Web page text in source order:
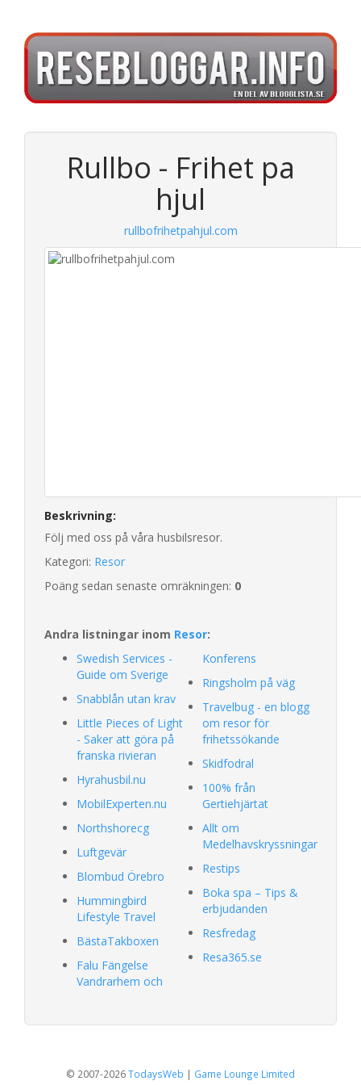
Rullbo - Frihet pa
hjul
rullbofrihetpahjul.com
Beskrivning:
Följ med oss på våra husbilsresor.
Kategori: Resor
Poäng sedan senaste omräkningen: 0
Andra listningar inom Resor:
Swedish Services -
Guide om Sverige
Snabblån utan krav
Little Pieces of Light
- Saker att göra på
franska rivieran
Hyrahusbil.nu
MobilExperten.nu
Northshorecg
Luftgevär
Blombud Örebro
Hummingbird
Lifestyle Travel
BästaTakboxen
Falu Fängelse
Vandrarhem och
Konferens
Ringsholm på väg
Travelbug - en blogg
om resor för
frihetssökande
Skidfodral
100% från
Gertiehjärtat
Allt om
Medelhavskryssningar
Restips
Boka spa – Tips &
erbjudanden
Resfredag
Resa365.se
© 2007-2026TodaysWeb | Game Lounge Limited